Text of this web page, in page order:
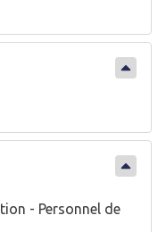
- Personnel de